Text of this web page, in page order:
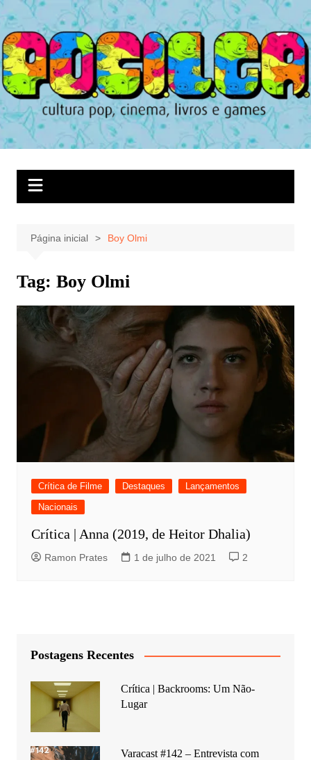
Ir
para
o
conteúdo
Página inicial Boy Olmi
Tag: Boy Olmi
Crítica de Filme Destaques
Lançamentos
Nacionais
Crítica | Anna (2019, de Heitor Dhalia)
Ramon Prates 1 de julho de 2021 2
Postagens Recentes
Crítica | Backrooms: Um Não-
Lugar
Varacast #142 – Entrevista com